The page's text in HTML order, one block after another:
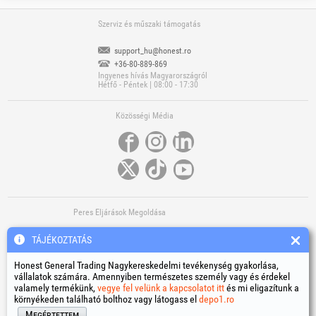
Szerviz és műszaki támogatás
support_hu@honest.ro
+36-80-889-869
Ingyenes hívás Magyarországról
Hétfő - Péntek | 08:00 - 17:30
Közösségi Média
Peres Eljárások Megoldása
További Hasznos Linkek
TÁJÉKOZTATÁS
Honest General Trading Nagykereskedelmi tevékenység gyakorlása,
vállalatok számára. Amennyiben természetes személy vagy és érdekel
valamely termékünk, vegye fel velünk a kapcsolatot ittés mi eligazítunk a
környékeden található bolthoz vagy látogass el depo1.ro